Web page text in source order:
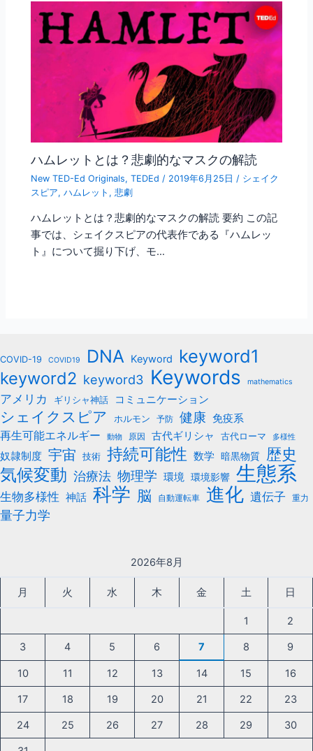
ハムレットとは？悲劇的なマスクの解読
New TED-Ed Originals,TEDEd / 2019年6月25日 / シェイク
スピア,ハムレット ,悲劇
ハムレットとは？悲劇的なマスクの解読 要約 この記
事では、シェイクスピアの代表作である『ハムレッ
ト』について掘り下げ、モ…
COVID-19 COVID19 DNA Keyword keyword1
keyword2 keyword3 Keywords mathematics
アメリカ ギリシャ神話 コミュニケーション
シェイクスピア ホルモン 予防 健康 免疫系
再生可能エネルギー
動物 原因 古代ギリシャ 古代ローマ 多様性
奴隷制度 宇宙 技術 持続可能性 数学 暗黒物質 歴史
気候変動 治療法 物理学 環境 環境影響 生態系
生物多様性 神話 科学 脳 自動運転車 進化 遺伝子 重力
量子力学
2026年8月
月 火 水 木 金 土 日
1 2
3 4 5 6 7 8 9
10 11 12 13 14 15 16
17 18 19 20 21 22 23
24 25 26 27 28 29 30